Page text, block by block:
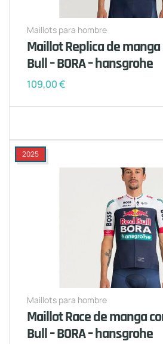
Maillots para hombre
Maillot Replica de
Bull – BORA – hansgrohe
109,00€
2025
Maillots para hombre
Maillot Race de manga
Bull – BORA – hansgrohe